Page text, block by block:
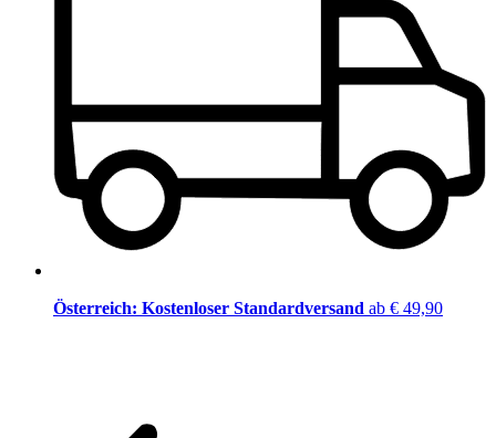
Österreich: Kostenloser Standardversand ab € 49,90